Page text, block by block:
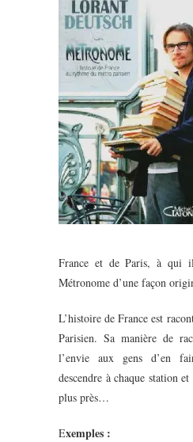
France et de Paris, à qui
Métronome d’une façon
L’histoire de France est
Parisien. Sa manière de
l’envie aux gens d’en
descendre à chaque station
plus près…
Exemples :